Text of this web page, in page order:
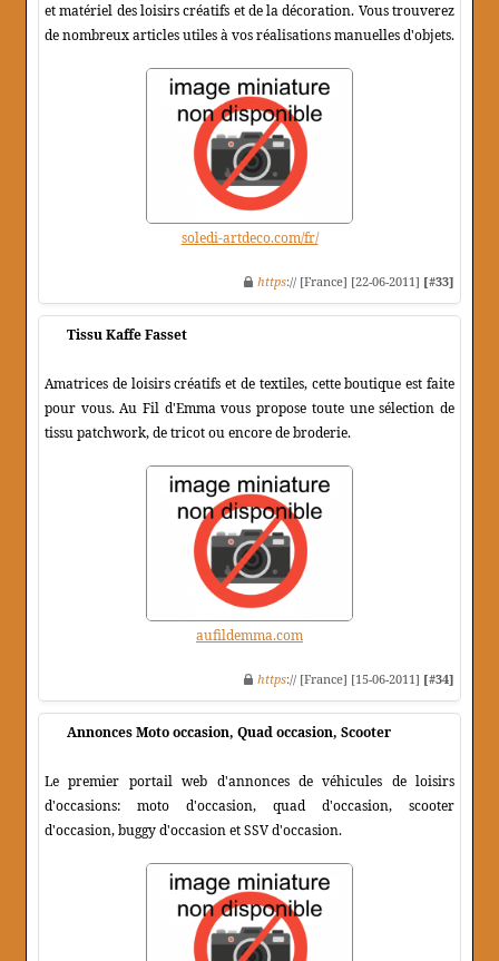
et matériel des loisirs créatifs et de la décoration. Vous trouverez
de nombreux articles utiles à vos réalisations manuelles d'objets.
soledi-artdeco.com/fr/
https:// [France] [22-06-2011] [#33]
Tissu Kaffe Fasset
Amatrices de loisirs créatifs et de textiles, cette boutique est faite
pour vous. Au Fil d'Emma vous propose toute une sélection de
tissu patchwork, de tricot ou encore de broderie.
aufildemma.com
https:// [France] [15-06-2011] [#34]
Annonces Moto occasion, Quad occasion, Scooter
Le premier portail web d'annonces de véhicules de loisirs
d'occasions: moto d'occasion, quad d'occasion, scooter
d'occasion, buggy d'occasion et SSV d'occasion.